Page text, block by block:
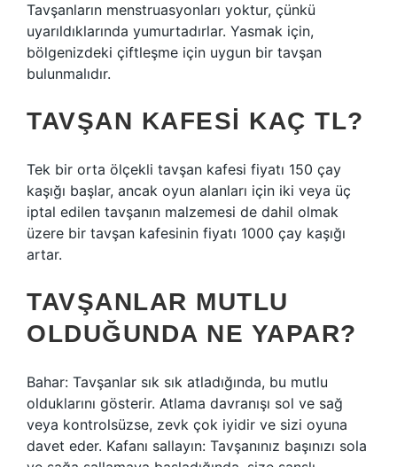
Tavşanların menstruasyonları yoktur, çünkü
uyarıldıklarında yumurtadırlar. Yasmak için,
bölgenizdeki çiftleşme için uygun bir tavşan
bulunmalıdır.
TAVŞAN KAFESI KAÇ TL?
Tek bir orta ölçekli tavşan kafesi fiyatı 150 çay
kaşığı başlar, ancak oyun alanları için iki veya üç
iptal edilen tavşanın malzemesi de dahil olmak
üzere bir tavşan kafesinin fiyatı 1000 çay kaşığı
artar.
TAVŞANLAR MUTLU
OLDUĞUNDA NE YAPAR?
Bahar: Tavşanlar sık ​​sık atladığında, bu mutlu
olduklarını gösterir. Atlama davranışı sol ve sağ
veya kontrolsüzse, zevk çok iyidir ve sizi oyuna
davet eder. Kafanı sallayın: Tavşanınız başınızı sola